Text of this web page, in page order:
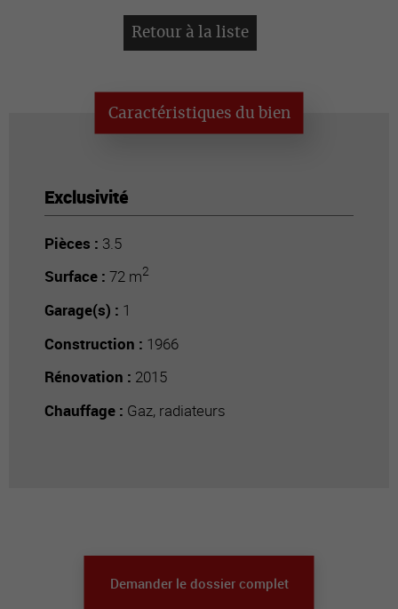
Retour à la liste
Caractéristiques du bien
Exclusivité
Pièces : 3.5
Surface : 72 m2
Garage(s) : 1
Construction : 1966
Rénovation : 2015
Chauffage : Gaz, radiateurs
Demander le dossier complet